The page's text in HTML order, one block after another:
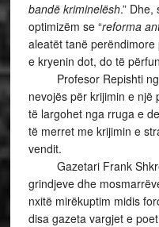
bandë kriminelësh.”
optimizëm se “reforma
aleatët tanë
e kryenin dot, do të
Profesor Repishti
nevojës për krijimin e një
të largohet nga rruga e
të merret me krijimin e
vendit.
Gazetari Frank
grindjeve dhe
nxitë mirëkuptim midis
disa gazeta vargjet e